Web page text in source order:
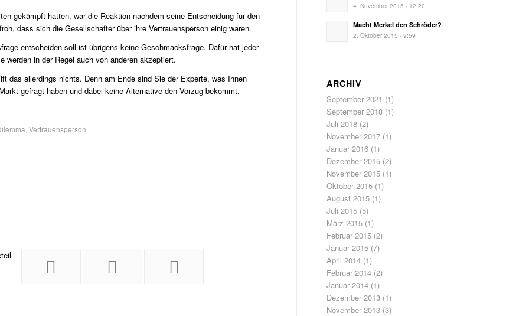
gekämpft hatten, war die Reaktion nachdem seine Entscheidung für den
dass sich die Gesellschafter über ihre Vertrauensperson einig waren.
entscheiden soll ist übrigens keine Geschmacksfrage. Dafür hat jeder
werden in der Regel auch von anderen akzeptiert.
das allerdings nichts. Denn am Ende sind Sie der Experte, was Ihnen
gefragt haben und dabei keine Alternative den Vorzug bekommt.
Vertrauensperson
4. November 2015 - 12:20
Macht Merkel den Schröder?
2. Oktober 2015 - 9:59
ARCHIV
September 2021 (1)
September 2018 (1)
Juli 2018 (2)
November 2017 (1)
Januar 2016 (1)
Dezember 2015 (2)
November 2015 (1)
Oktober 2015 (1)
August 2015 (1)
Juli 2015 (5)
März 2015 (1)
Februar 2015 (2)
Januar 2015 (7)
April 2014 (1)
Februar 2014 (2)
Januar 2014 (1)
Dezember 2013 (1)
November 2013 (3)